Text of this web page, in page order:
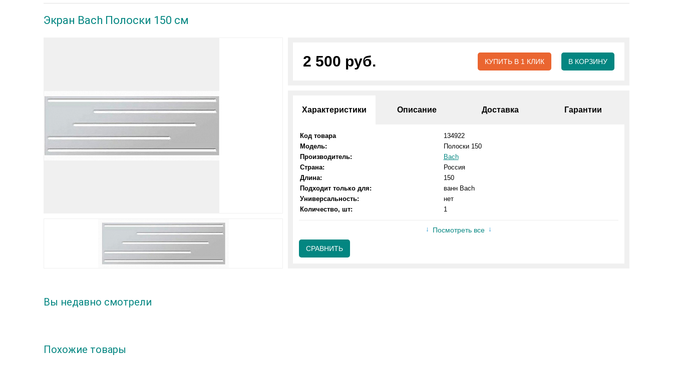
Экран Bach Полоски 150 см
2 500 руб. КУПИТЬ В 1 КЛИК В КОРЗИНУ
Характеристики Описание Доставка Гарантии
Код товара
134922
Модель:
Полоски 150
Производитель:
Bach
Страна:
Россия
Длина:
150
Подходит только для:
ванн Bach
Универсальность:
нет
Количество, шт:
1
Посмотреть все
СРАВНИТЬ
Вы недавно смотрели
Похожие товары